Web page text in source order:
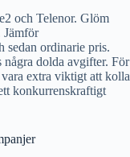
och Telenor. Glöm
Jämför
sedan ordinarie pris.
dolda avgifter. För
extra viktigt att kolla
konkurrenskraftigt